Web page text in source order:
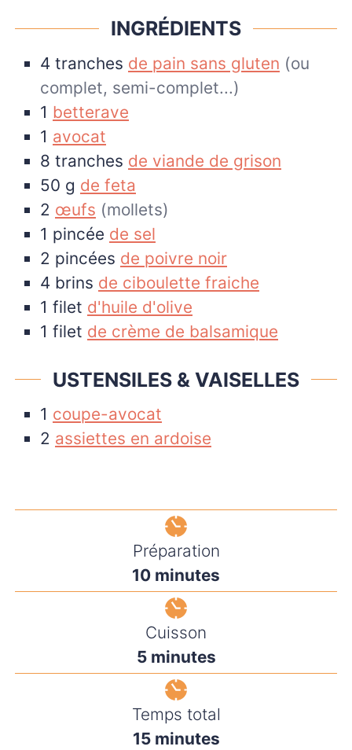
INGRÉDIENTS
4 tranches de pain sans gluten (ou
complet, semi-complet...)
1 betterave
1 avocat
8 tranches de viande de grison
50 g de feta
2 œufs (mollets)
1 pincée de sel
2 pincées de poivre noir
4 brins de ciboulette fraiche
1 filet d'huile d'olive
1 filet de crème de balsamique
USTENSILES & VAISELLES
1 coupe-avocat
2 assiettes en ardoise
Préparation
10minutes
minutes
Cuisson
5minutes
minutes
Temps total
15minutes
minutes